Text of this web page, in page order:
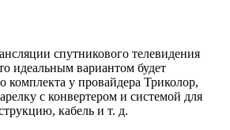
спутникового телевидения
идеальным вариантом будет
комплекта у провайдера Триколор,
с конвертером и системой для
кабель и т. д.